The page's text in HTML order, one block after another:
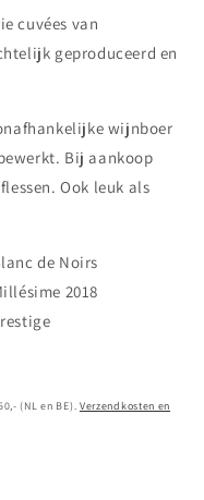
cuvées van
geproduceerd en
wijnboer
. Bij aankoop
Ook leuk als
de Noirs
2018
(NL en BE). Verzendkosten en